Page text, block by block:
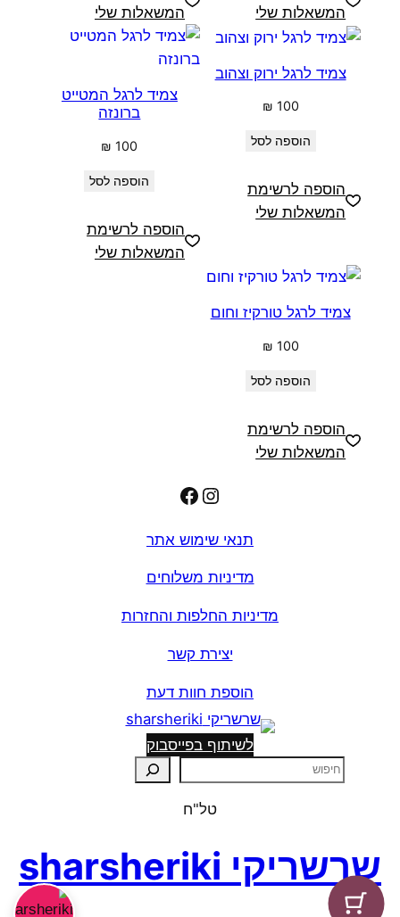
המשאלות שלי
המשאלות שלי
צמיד לרגל ירוק וצהוב
₪ 100
הוספה לסל
הוספה לרשימת
המשאלות שלי
צמיד לרגל המטייט
ברונזה
₪ 100
הוספה לסל
הוספה לרשימת
המשאלות שלי
צמיד לרגל טורקיז וחום
₪ 100
הוספה לסל
הוספה לרשימת
המשאלות שלי
Instagram
Facebook
תנאי שימוש אתר
מדיניות משלוחים
מדיניות החלפות והחזרות
יצירת קשר
הוספת חוות דעת
לשיתוף בפייסבוק
טל"ח
שרשריקי sharsheriki